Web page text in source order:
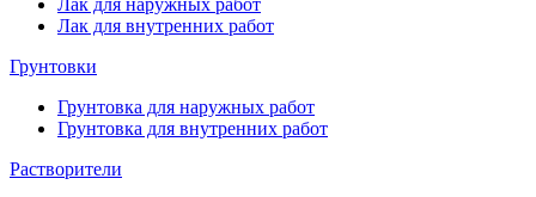
Лак для внутренних работ
Грунтовки
Грунтовка для наружных работ
Грунтовка для внутренних работ
Растворители